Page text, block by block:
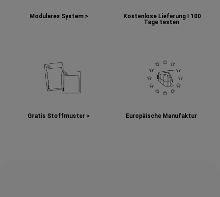
Modulares System > Kostenlose Lieferung I 100
Tage testen
Gratis Stoffmuster > Europäische Manufaktur